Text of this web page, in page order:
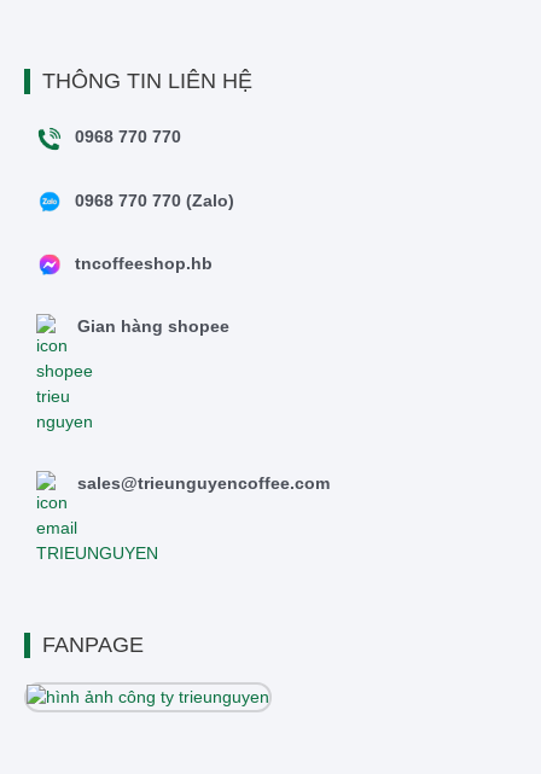
THÔNG TIN LIÊN HỆ
0968 770 770
0968 770 770 (Zalo)
tncoffeeshop.hb
Gian hàng shopee
sales@trieunguyencoffee.com
FANPAGE